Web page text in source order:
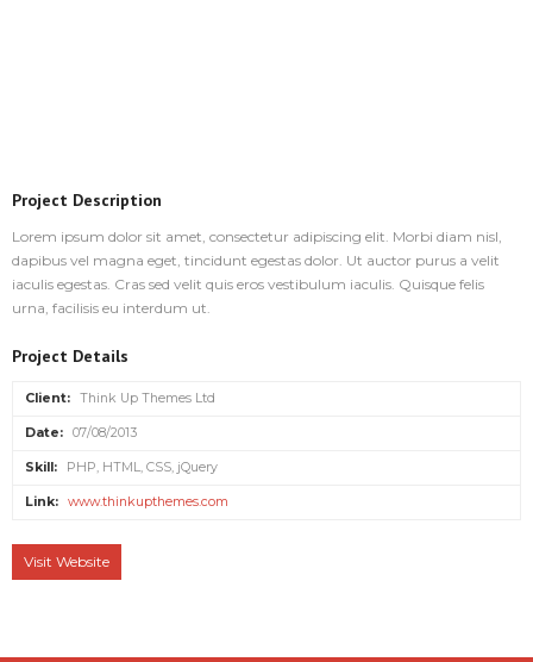
Project Description
Lorem ipsum dolor sit amet, consectetur adipiscing elit. Morbi diam nisl,
dapibus vel magna eget, tincidunt egestas dolor. Ut auctor purus a velit
iaculis egestas. Cras sed velit quis eros vestibulum iaculis. Quisque felis
urna, facilisis eu interdum ut.
Project Details
Client: Think Up Themes Ltd
Date: 07/08/2013
Skill: PHP, HTML, CSS, jQuery
Link: www.thinkupthemes.com
Visit Website